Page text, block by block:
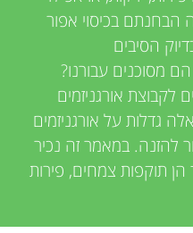
בכיסוי אפור
הסיבים
מסוכנים עבורנו?
לקבוצת אורגניזמים
גדלות על אורגניזמים
להזנה. במאמר זה נכיר
תוקפות צמחים, פירות